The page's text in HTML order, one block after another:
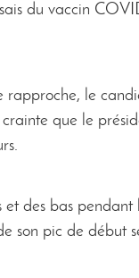
du vaccin
rapproche, le
que le
et des bas
son pic de début